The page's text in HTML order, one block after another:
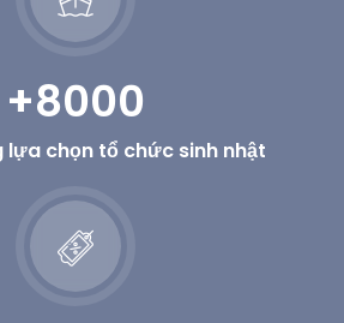
+8000
lựa chọn tổ chức sinh nhật